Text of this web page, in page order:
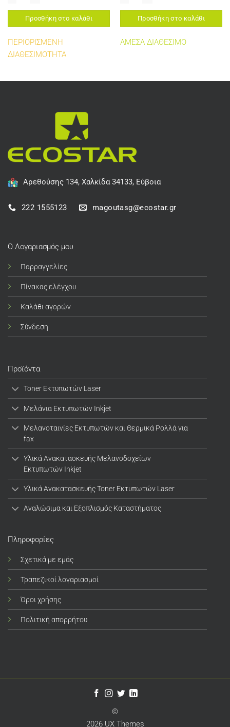
Προσθήκη στο καλάθι
ΠΕΡΙΟΡΙΣΜΕΝΗ
ΔΙΑΘΕΣΙΜΟΤΗΤΑ
Προσθήκη στο καλάθι
ΑΜΕΣΑ ΔΙΑΘΕΣΙΜΟ
Αρεθούσης 134, Χαλκίδα 34133, Εύβοια
222 1555123 magoutasg@ecostar.gr
Ο Λογαριασμός μου
Παρραγγελίες
Πίνακας ελέγχου
Καλάθι αγορών
Σύνδεση
Προϊόντα
Toner Εκτυπωτών Laser
Μελάνια Εκτυπωτών Inkjet
Μελανοταινίες Εκτυπωτών και Θερμικά Ρολλά για
fax
Υλικά Ανακατασκευής Μελανοδοχείων
Εκτυπωτών Inkjet
Υλικά Ανακατασκευής Toner Εκτυπωτών Laser
Αναλώσιμα και Εξοπλισμός Καταστήματος
Πληροφορίες
Σχετικά με εμάς
Τραπεζικοί λογαριασμοί
Όροι χρήσης
Πολιτική απορρήτου
©
2026 UX Themes